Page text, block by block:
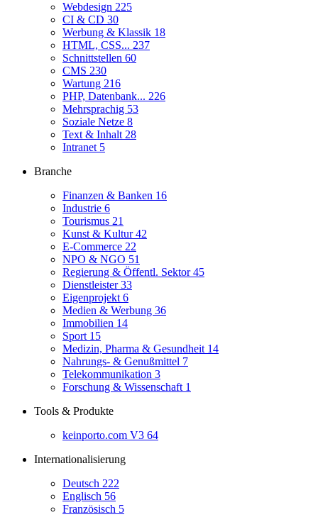
Webdesign 225
CI & CD 30
Werbung & Klassik 18
HTML, CSS... 237
Schnittstellen 60
CMS 230
Wartung 216
PHP, Datenbank... 226
Mehrsprachig 53
Soziale Netze 8
Text & Inhalt 28
Intranet 5
Branche
Finanzen & Banken 16
Industrie 6
Tourismus 21
Kunst & Kultur42
E-Commerce 22
NPO & NGO 51
Regierung & Öffentl. Sektor45
Dienstleister33
Eigenprojekt 6
Medien & Werbung 36
Immobilien 14
Sport 15
Medizin, Pharma & Gesundheit 14
Nahrungs- & Genußmittel 7
Telekommunikation 3
Forschung & Wissenschaft 1
Tools & Produkte
keinporto.com V3 64
Internationalisierung
Deutsch 222
Englisch 56
Französisch 5